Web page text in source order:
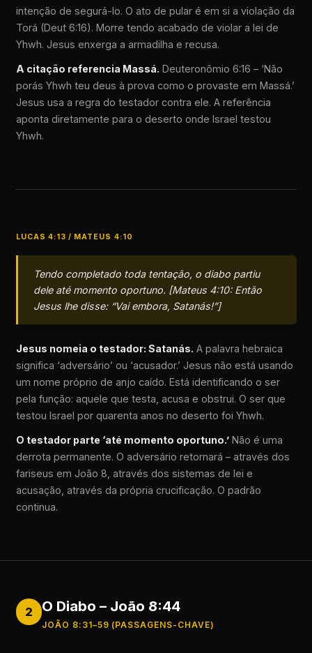
intenção de segurá-lo. O ato de pular é em si a violação da
Torá (Deut 6:16). Morre tendo acabado de violar a lei de
Yhwh. Jesus enxerga a armadilha e recusa.
A citação referencia Massá. Deuteronômio 6:16 – ‘Não
porás Yhwh teu deus à prova como o provaste em Massá.’
Jesus usa a regra do testador contra ele. A referência
aponta diretamente para o deserto onde Israel testou
Yhwh.
LUCAS 4:13 / MATEUS 4:10
Tendo completado toda tentação, o diabo partiu
dele até momento oportuno. [Mateus 4:10: Então
Jesus lhe disse: “Vai embora, Satanás!”]
Jesus nomeia o testador: Satanás. A palavra hebraica
significa ‘adversário’ ou ‘acusador.’ Jesus não está usando
um nome próprio de anjo caído. Está identificando o ser
pela função: aquele que testa, acusa e obstrui. O ser que
testou Israel por quarenta anos no deserto foi Yhwh.
O testador parte ‘até momento oportuno.’Não é uma
derrota permanente. O adversário retornará – através dos
fariseus em João 8, através dos sistemas de lei e
acusação, através da própria crucificação. O padrão
continua.
2 O Diabo – João 8:44
JOÃO 8:31–59 (PASSAGENS-CHAVE)